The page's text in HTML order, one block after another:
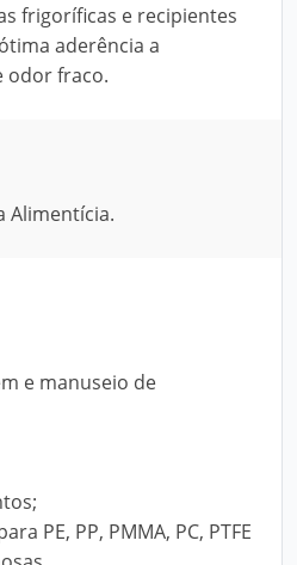
frigoríficas e recipientes
aderência a
odor fraco.
Alimentícia.
e manuseio de
PE, PP, PMMA, PC, PTFE